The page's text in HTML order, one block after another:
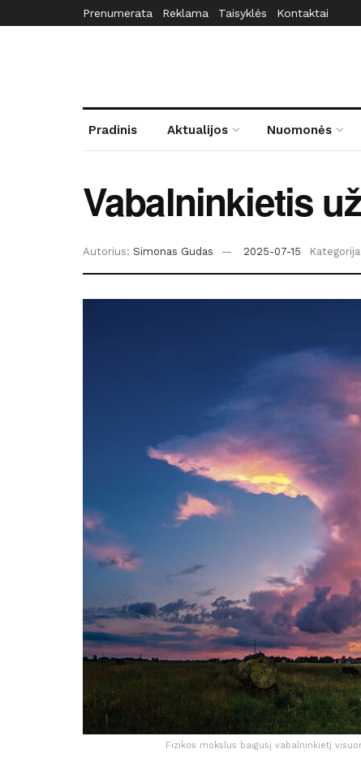
Prenumerata Reklama Taisyklės Kontaktai
Pradinis Aktualijos Nuomonės
Vabalninkietis
Autorius: Simonas Gudas 2025-07-15
Fizikos mokslus baigusį vabalninkietį